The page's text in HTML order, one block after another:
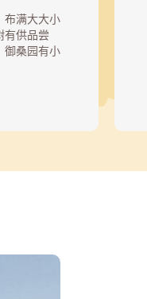
满大大小
有供品尝
御桑园有小